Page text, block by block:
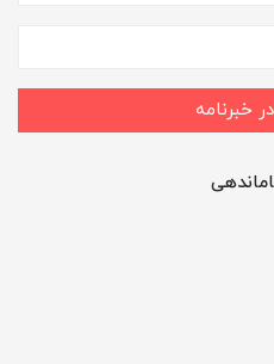
خبرنامه